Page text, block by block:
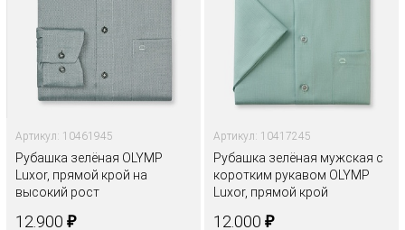
Артикул: 10461945
Рубашка зелёная OLYMP
Luxor, прямой крой на
высокий рост
12.900 ₽
Артикул: 10417245
Рубашка зелёная мужская с
коротким рукавом OLYMP
Luxor, прямой крой
12.000 ₽